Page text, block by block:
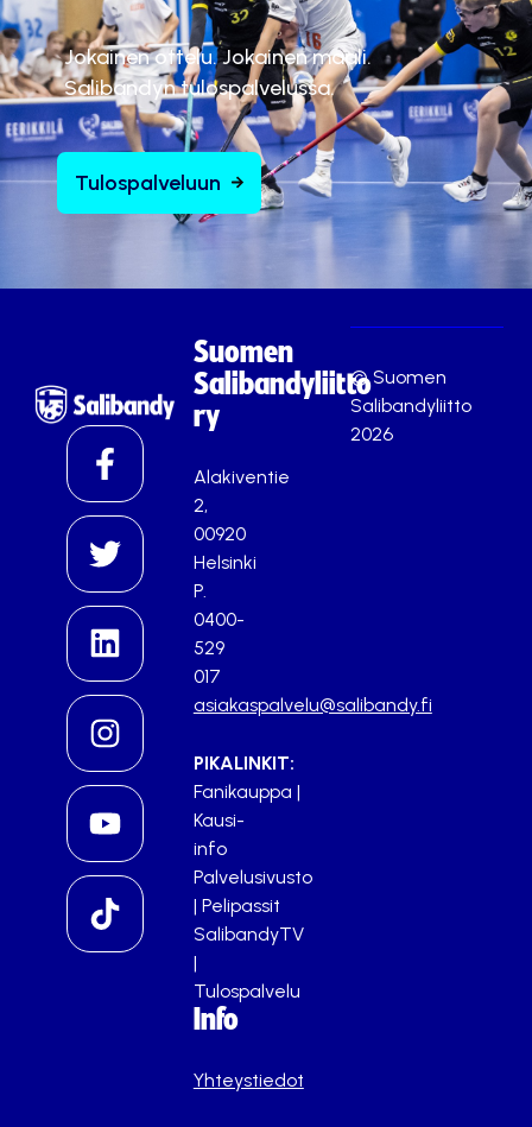
Jokainen ottelu. Jokainen maali.
Salibandyn tulospalvelussa.
Tulospalveluun
Suomen
Salibandyliitto
ry
Alakiventie
2,
00920
Helsinki
P.
0400-
529
017
asiakaspalvelu@salibandy.fi
PIKALINKIT:
Fanikauppa |
Kausi-
info
Palvelusivusto
| Pelipassit
SalibandyTV
|
Tulospalvelu
Info
Yhteystiedot
© Suomen
Salibandyliitto
2026